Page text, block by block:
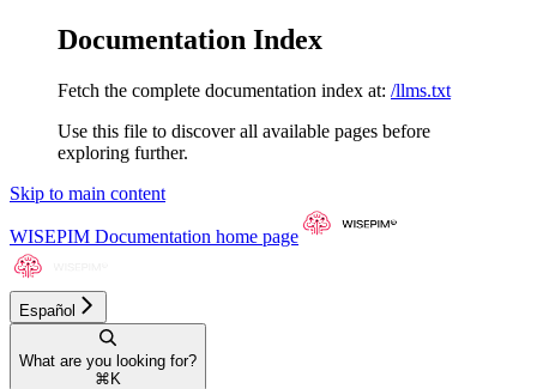
Documentation Index
Fetch the complete documentation index at: /llms.txt
Use this file to discover all available pages before
exploring further.
Skip to main content
WISEPIM Documentation home page
Español
What are you looking for?
⌘ K